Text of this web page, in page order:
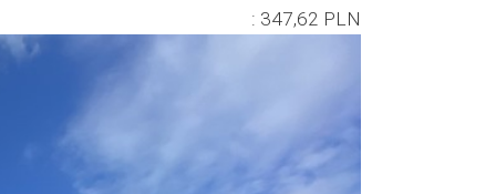
: 347,62 PLN